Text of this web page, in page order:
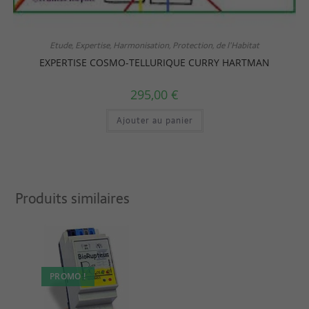
Etude, Expertise, Harmonisation, Protection, de l'Habitat
EXPERTISE COSMO-TELLURIQUE CURRY HARTMAN
295,00 €
Ajouter au panier
Produits similaires
PROMO !